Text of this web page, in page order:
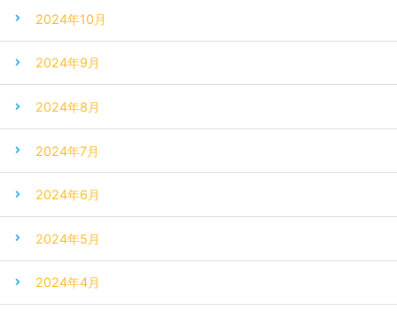
2024年10月
2024年9月
2024年8月
2024年7月
2024年6月
2024年5月
2024年4月